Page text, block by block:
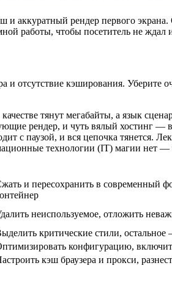
аккуратный рендер первого
работы, чтобы посетитель не ждал
отсутствие кэширования. Уберите
тянут мегабайты, а язык
рендер, и чуть вялый хостинг —
с паузой, и вся цепочка тянется.
технологии (IT) магии нет —
и пересохранить в современный
неиспользуемое, отложить
критические стили, остальное
конфигурацию,
кэш браузера и прокси,